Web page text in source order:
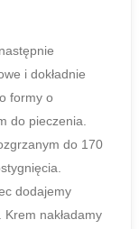
i dokładnie
formy o
do pieczenia.
do 170
dodajemy
Krem nakładamy